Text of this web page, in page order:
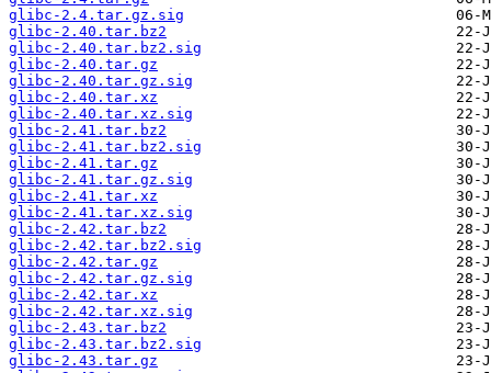
glibc-2.4.tar.gz.sig
glibc-2.40.tar.bz2
glibc-2.40.tar.bz2.sig
glibc-2.40.tar.gz
glibc-2.40.tar.gz.sig
glibc-2.40.tar.xz
glibc-2.40.tar.xz.sig
glibc-2.41.tar.bz2
glibc-2.41.tar.bz2.sig
glibc-2.41.tar.gz
glibc-2.41.tar.gz.sig
glibc-2.41.tar.xz
glibc-2.41.tar.xz.sig
glibc-2.42.tar.bz2
glibc-2.42.tar.bz2.sig
glibc-2.42.tar.gz
glibc-2.42.tar.gz.sig
glibc-2.42.tar.xz
glibc-2.42.tar.xz.sig
glibc-2.43.tar.bz2
glibc-2.43.tar.bz2.sig
glibc-2.43.tar.gz